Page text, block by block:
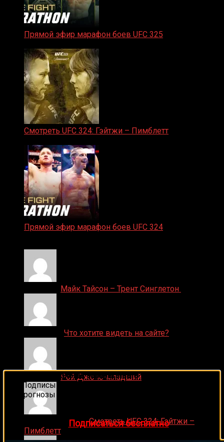
Прямой эфир марафон боев UFC 325
Смотреть UFC 324: Гэйтжи – Пимблетт
Прямой эфир марафон боев UFC 324
Майк Тайсон – Трент Синглетон
Что хотите видеть на сайте?
Рой Джонс-младший
Ляяляляляояо onСмотреть UFC 324: Гэйтжи –
Пимблетт
🔥 Хочешь зарабатывать на спорте?
Подписывайся на наш Telegram-канал
прогнозы на единоборства и другие виды спорта
Подписаться бесплатно